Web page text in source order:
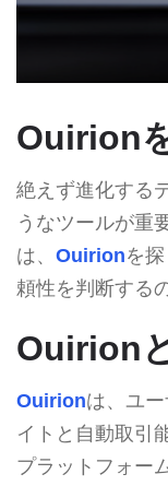
Ouirion
絶えず進化する
うなツールが重
は、 Ouirionを
頼性を判断する
Ouirion
Ouirionは、ユ
イトと自動取引
プラットフォー